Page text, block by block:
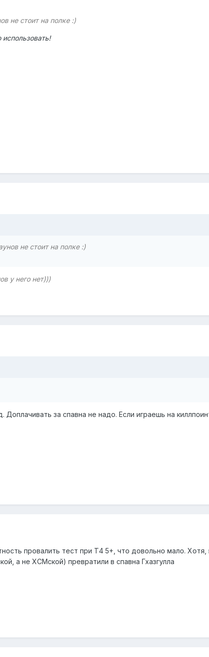
не стоит на полке :)
не стоит на полке :)
у него нет)))
за спавна не надо. Если играешь на
провалить тест при Т4 5+, что довольно мало.
а не ХСМской) превратили в спавна Гхазгулла